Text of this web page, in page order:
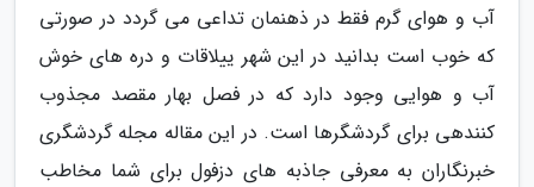
آب و هوای گرم فقط در ذهنمان تداعی می گردد در صورتی
که خوب است بدانید در این شهر ییلاقات و دره های خوش
آب و هوایی وجود دارد که در فصل بهار مقصد مجذوب
کنندهی برای گردشگرها است. در این مقاله مجله گردشگری
خبرنگاران به معرفی جاذبه های دزفول برای شما مخاطب